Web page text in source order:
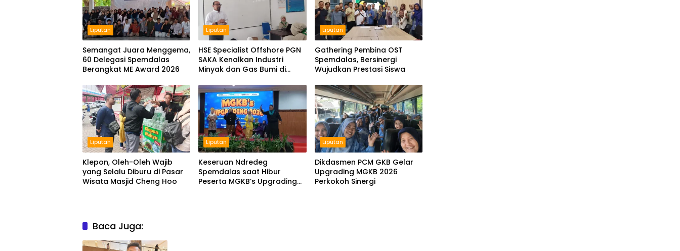
Liputan
Semangat Juara Menggema,
60 Delegasi Spemdalas
Berangkat ME Award 2026
Liputan
HSE Specialist Offshore PGN
SAKA Kenalkan Industri
Minyak dan Gas Bumi di
Liputan
Gathering Pembina OST
Spemdalas, Bersinergi
Wujudkan Prestasi Siswa
Liputan
Klepon, Oleh-Oleh Wajib
yang Selalu Diburu di Pasar
Wisata Masjid Cheng Hoo
Liputan
Keseruan Ndredeg
Spemdalas saat Hibur
Peserta MGKB’s Upgrading
Liputan
Dikdasmen PCM GKB Gelar
Upgrading MGKB 2026
Perkokoh Sinergi
Baca Juga: